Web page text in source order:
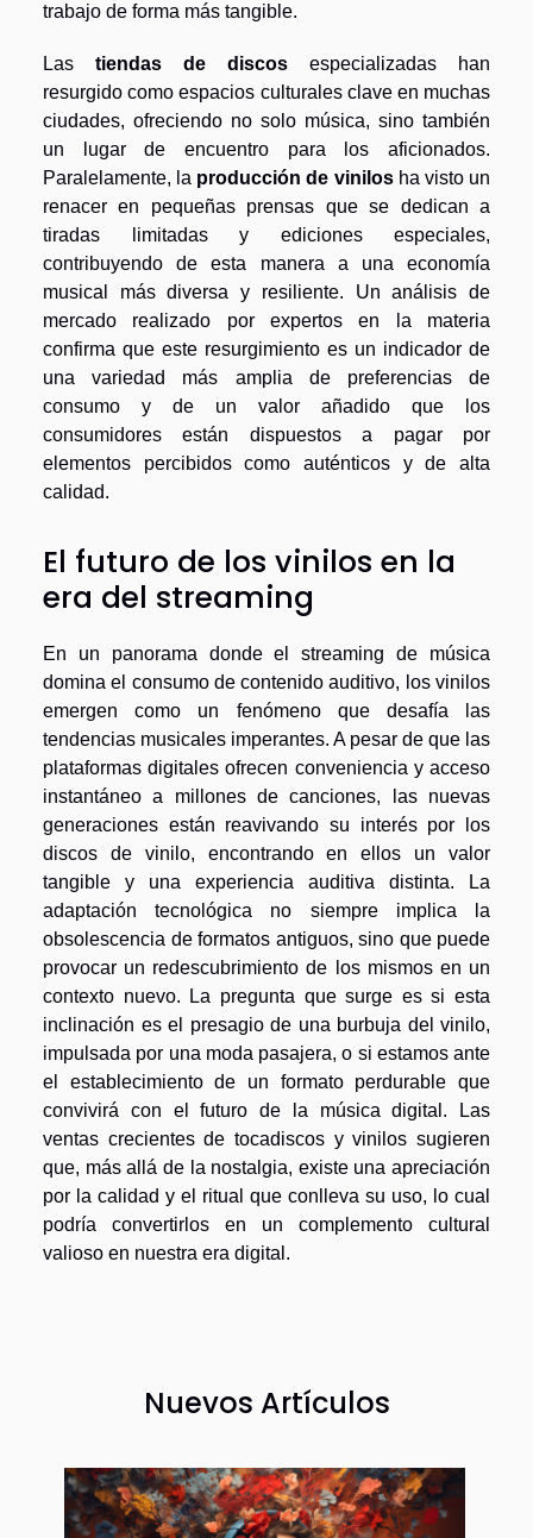
trabajo de forma más tangible.
Las tiendas de discos especializadas han
resurgido como espacios culturales clave en muchas
ciudades, ofreciendo no solo música, sino también
un lugar de encuentro para los aficionados.
Paralelamente, la producción de vinilosha visto un
renacer en pequeñas prensas que se dedican a
tiradas limitadas y ediciones especiales,
contribuyendo de esta manera a una economía
musical más diversa y resiliente. Un análisis de
mercado realizado por expertos en la materia
confirma que este resurgimiento es un indicador de
una variedad más amplia de preferencias de
consumo y de un valor añadido que los
consumidores están dispuestos a pagar por
elementos percibidos como auténticos y de alta
calidad.
El futuro de los vinilos en la
era del streaming
En un panorama donde el streaming de música
domina el consumo de contenido auditivo, los vinilos
emergen como un fenómeno que desafía las
tendencias musicales imperantes. A pesar de que las
plataformas digitales ofrecen conveniencia y acceso
instantáneo a millones de canciones, las nuevas
generaciones están reavivando su interés por los
discos de vinilo, encontrando en ellos un valor
tangible y una experiencia auditiva distinta. La
adaptación tecnológica no siempre implica la
obsolescencia de formatos antiguos, sino que puede
provocar un redescubrimiento de los mismos en un
contexto nuevo. La pregunta que surge es si esta
inclinación es el presagio de una burbuja del vinilo,
impulsada por una moda pasajera, o si estamos ante
el establecimiento de un formato perdurable que
convivirá con el futuro de la música digital. Las
ventas crecientes de tocadiscos y vinilos sugieren
que, más allá de la nostalgia, existe una apreciación
por la calidad y el ritual que conlleva su uso, lo cual
podría convertirlos en un complemento cultural
valioso en nuestra era digital.
Nuevos Artículos